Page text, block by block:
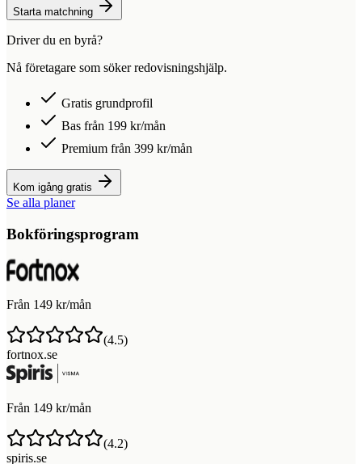
Starta matchning
Driver du en byrå?
Nå företagare som söker redovisningshjälp.
Gratis grundprofil
Bas från 199 kr/mån
Premium från 399 kr/mån
Kom igång gratis
Se alla planer
Bokföringsprogram
Från 149 kr/mån
(4.5)
fortnox.se
Från 149 kr/mån
(4.2)
spiris.se